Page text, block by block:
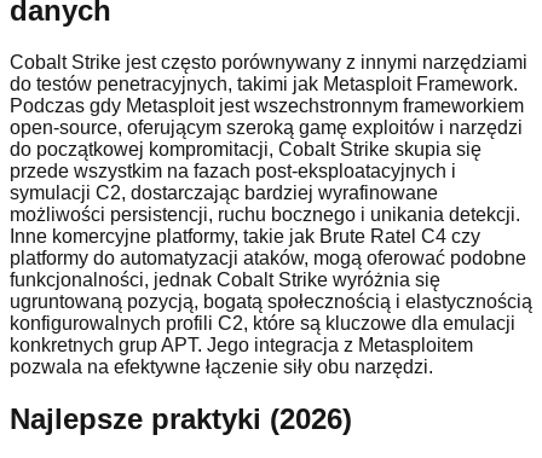
danych
Cobalt Strike jest często porównywany z innymi narzędziami
do testów penetracyjnych, takimi jak Metasploit Framework.
Podczas gdy Metasploit jest wszechstronnym frameworkiem
open-source, oferującym szeroką gamę exploitów i narzędzi
do początkowej kompromitacji, Cobalt Strike skupia się
przede wszystkim na fazach post-eksploatacyjnych i
symulacji C2, dostarczając bardziej wyrafinowane
możliwości persistencji, ruchu bocznego i unikania detekcji.
Inne komercyjne platformy, takie jak Brute Ratel C4 czy
platformy do automatyzacji ataków, mogą oferować podobne
funkcjonalności, jednak Cobalt Strike wyróżnia się
ugruntowaną pozycją, bogatą społecznością i elastycznością
konfigurowalnych profili C2, które są kluczowe dla emulacji
konkretnych grup APT. Jego integracja z Metasploitem
pozwala na efektywne łączenie siły obu narzędzi.
Najlepsze praktyki (2026)